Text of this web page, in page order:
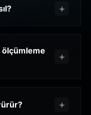
ölçümleme